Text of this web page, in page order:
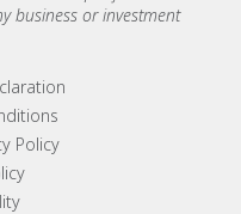
business or investment
Policy